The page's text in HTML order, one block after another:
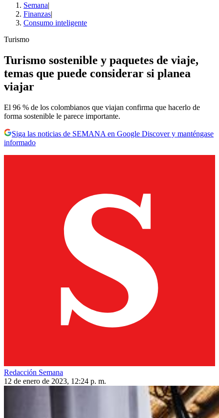
Semana|
Finanzas|
Consumo inteligente
Turismo
Turismo sostenible y paquetes de viaje,
temas que puede considerar si planea
viajar
El 96 % de los colombianos que viajan confirma que hacerlo de
forma sostenible le parece importante.
Siga las noticias de SEMANA en Google Discover y manténgase
informado
Redacción Semana
12 de enero de 2023, 12:24 p. m.